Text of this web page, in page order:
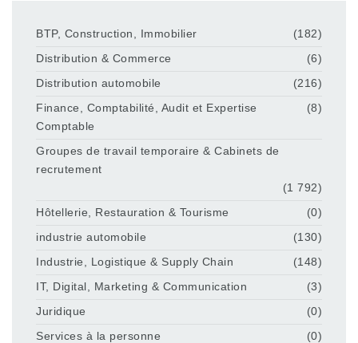
BTP, Construction, Immobilier
(182)
Distribution & Commerce
(6)
Distribution automobile
(216)
Finance, Comptabilité, Audit et Expertise
Comptable
(8)
Groupes de travail temporaire & Cabinets de
recrutement
(1 792)
Hôtellerie, Restauration & Tourisme
(0)
industrie automobile
(130)
Industrie, Logistique & Supply Chain
(148)
IT, Digital, Marketing & Communication
(3)
Juridique
(0)
Services à la personne
(0)